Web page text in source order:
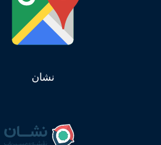
نشان